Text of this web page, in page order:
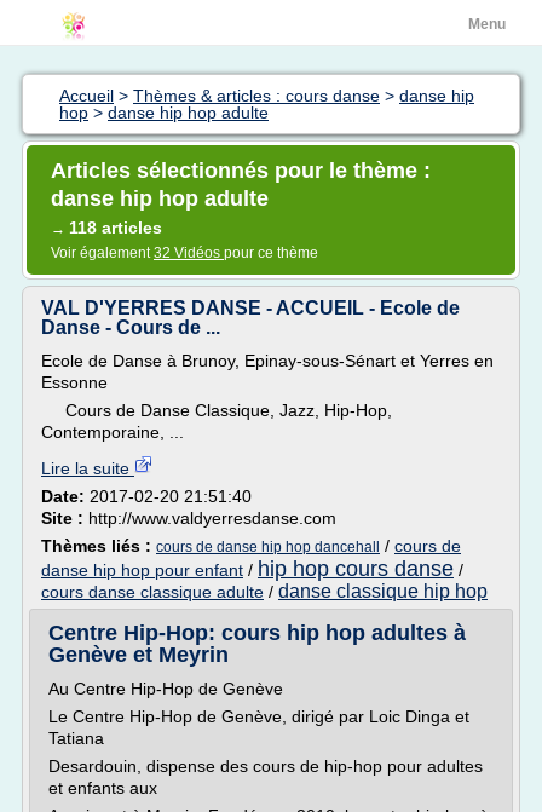
Menu
Accueil > Thèmes & articles : cours danse > danse hip
hop > danse hip hop adulte
Articles sélectionnés pour le thème :
danse hip hop adulte
→ 118 articles
Voir également32 Vidéos pour ce thème
VAL D'YERRES DANSE - ACCUEIL - Ecole de
Danse - Cours de ...
Ecole de Danse à Brunoy, Epinay-sous-Sénart et Yerres en
Essonne
Cours de Danse Classique, Jazz, Hip-Hop,
Contemporaine, ...
Lire la suite
Date: 2017-02-20 21:51:40
Site : http://www.valdyerresdanse.com
Thèmes liés : cours de danse hip hop dancehall / cours de
danse hip hop pour enfant / hip hop cours danse /
cours danse classique adulte / danse classique hip hop
Centre Hip-Hop: cours hip hop adultes à
Genève et Meyrin
Au Centre Hip-Hop de Genève
Le Centre Hip-Hop de Genève, dirigé par Loic Dinga et
Tatiana
Desardouin, dispense des cours de hip-hop pour adultes
et enfants aux